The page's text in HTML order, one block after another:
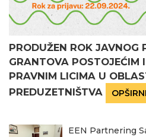
PRODUŽEN ROK JAVNOG
GRANTOVA POSTOJEĆIM
PRAVNIM LICIMA U
PREDUZETNIŠTVA
EEN Partnering